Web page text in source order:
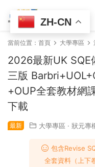
當前位置： 首頁 大學專區
2026最新UK SQE
三版
+OUP全套教材網
下載
最新 大學專區 · 狀元專
包含Revise
全套資料（上下
ZH-CN